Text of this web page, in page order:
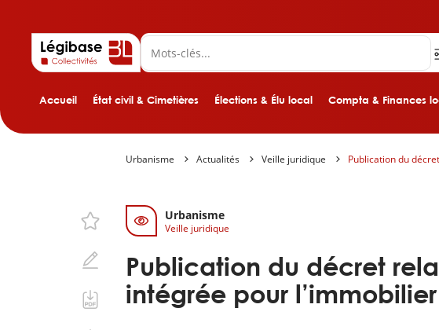
Accueil État civil & Cimetières Élections & Élu local Compta & Finances
Urbanisme Actualités Veille juridique Publication du
Urbanisme
Veille juridique
Publication du décret
intégrée pour